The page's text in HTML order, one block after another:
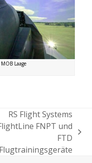
Laage
RS Flight Systems
FNPT und
FTD
Flugtrainingsgeräte